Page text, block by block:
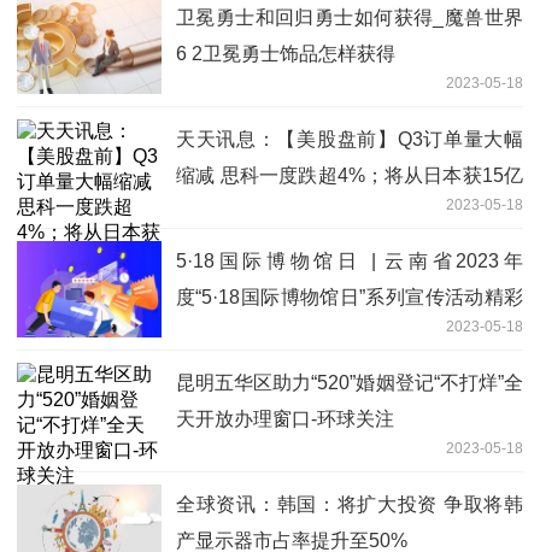
卫冕勇士和回归勇士如何获得_魔兽世界
6 2卫冕勇士饰品怎样获得
2023-05-18
天天讯息：【美股盘前】Q3订单量大幅
缩减 思科一度跌超4%；将从日本获15亿
2023-05-18
5·18国际博物馆日 | 云南省2023年
度“5·18国际博物馆日”系列宣传活动精彩
2023-05-18
昆明五华区助力“520”婚姻登记“不打烊”全
天开放办理窗口-环球关注
2023-05-18
全球资讯：韩国：将扩大投资 争取将韩
产显示器市占率提升至50%